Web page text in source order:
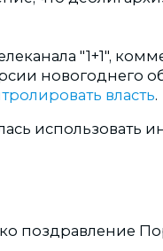
"1+1",
новогоднего
власть.
использовать
поздравление